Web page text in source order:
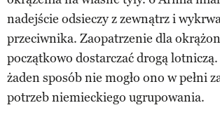
nadejście odsieczy z zewnątrz i
przeciwnika. Zaopatrzenie dla
początkowo dostarczać drogą
żaden sposób nie mogło ono w pełni
potrzeb niemieckiego ugrupowania.